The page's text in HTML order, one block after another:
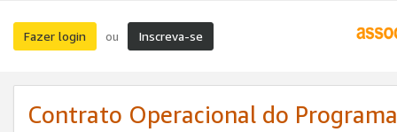
Fazer login ou Inscreva-se
Contrato Operacional do